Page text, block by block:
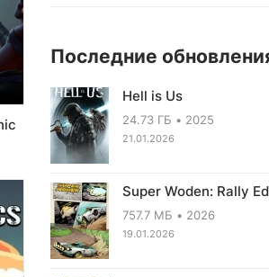
Последние
Hell is Us
24.73 ГБ 2025
21.01.2026
Super Woden: Rally
757.7 МБ 2026
19.01.2026